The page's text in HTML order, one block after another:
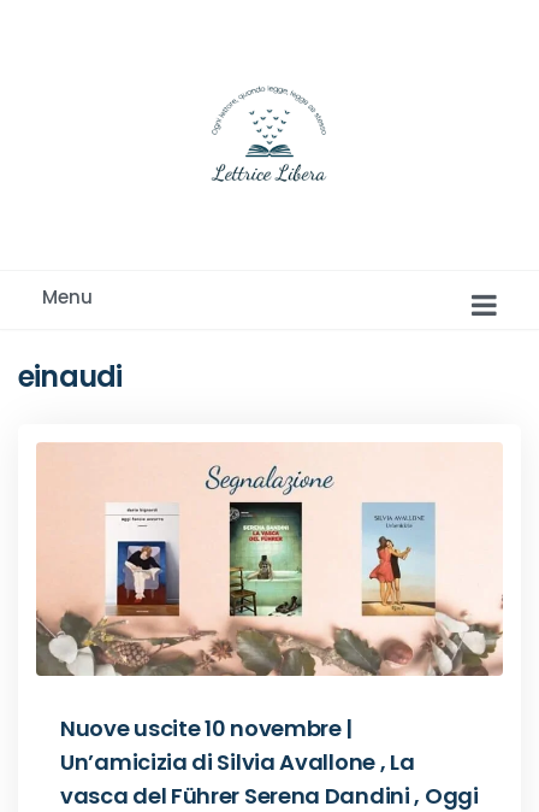
Menu
Romance e Romanzi rosa
Recensioni Narrativa
Classici
Romance
einaudi
Nuove uscite 10 novembre |
Un’amicizia di Silvia Avallone , La
vasca del Führer Serena Dandini , Oggi